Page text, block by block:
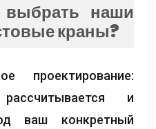
выбрать наши
краны?
проектирование:
и
ваш конкретный